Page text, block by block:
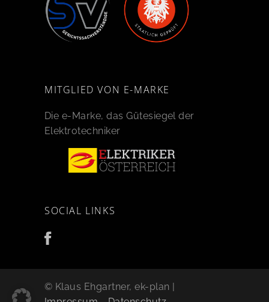
MITGLIED VON E-MARKE
Die e-Marke, das Gütesiegel der
Elektrotechniker
SOCIAL LINKS
© Klaus Ehgartner, ek-plan |